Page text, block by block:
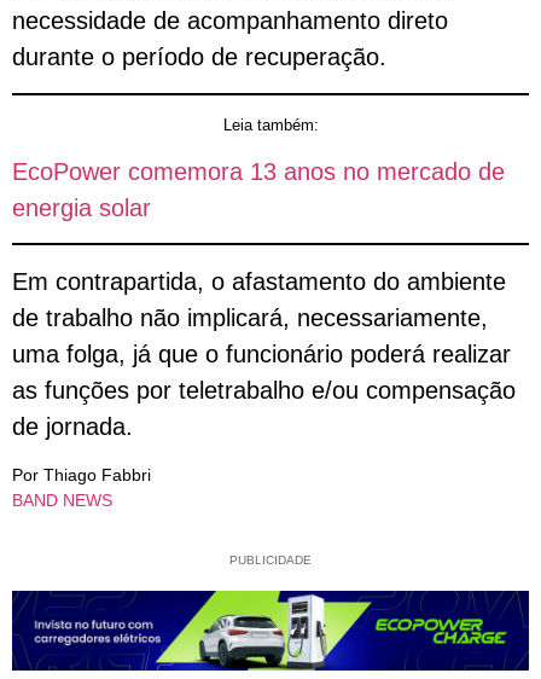
necessidade de acompanhamento direto
durante o período de recuperação.
Leia também:
EcoPower comemora 13 anos no mercado de
energia solar
Em contrapartida, o afastamento do ambiente
de trabalho não implicará, necessariamente,
uma folga, já que o funcionário poderá realizar
as funções por teletrabalho e/ou compensação
de jornada.
Por Thiago Fabbri
BAND NEWS
PUBLICIDADE